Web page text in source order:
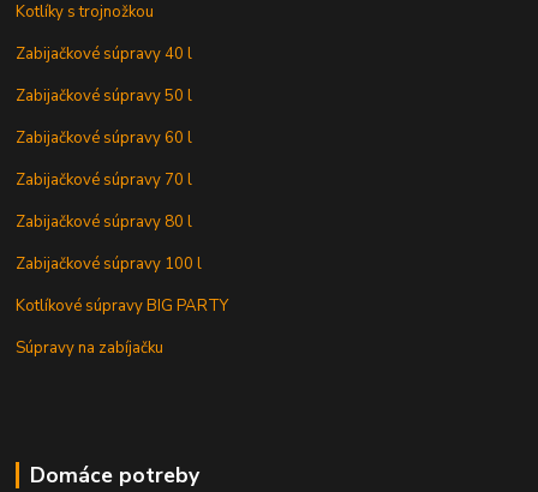
Kotlíky s trojnožkou
Zabijačkové súpravy 40 l
Zabijačkové súpravy 50 l
Zabijačkové súpravy 60 l
Zabijačkové súpravy 70 l
Zabijačkové súpravy 80 l
Zabijačkové súpravy 100 l
Kotlíkové súpravy BIG PARTY
Súpravy na zabíjačku
Domáce potreby